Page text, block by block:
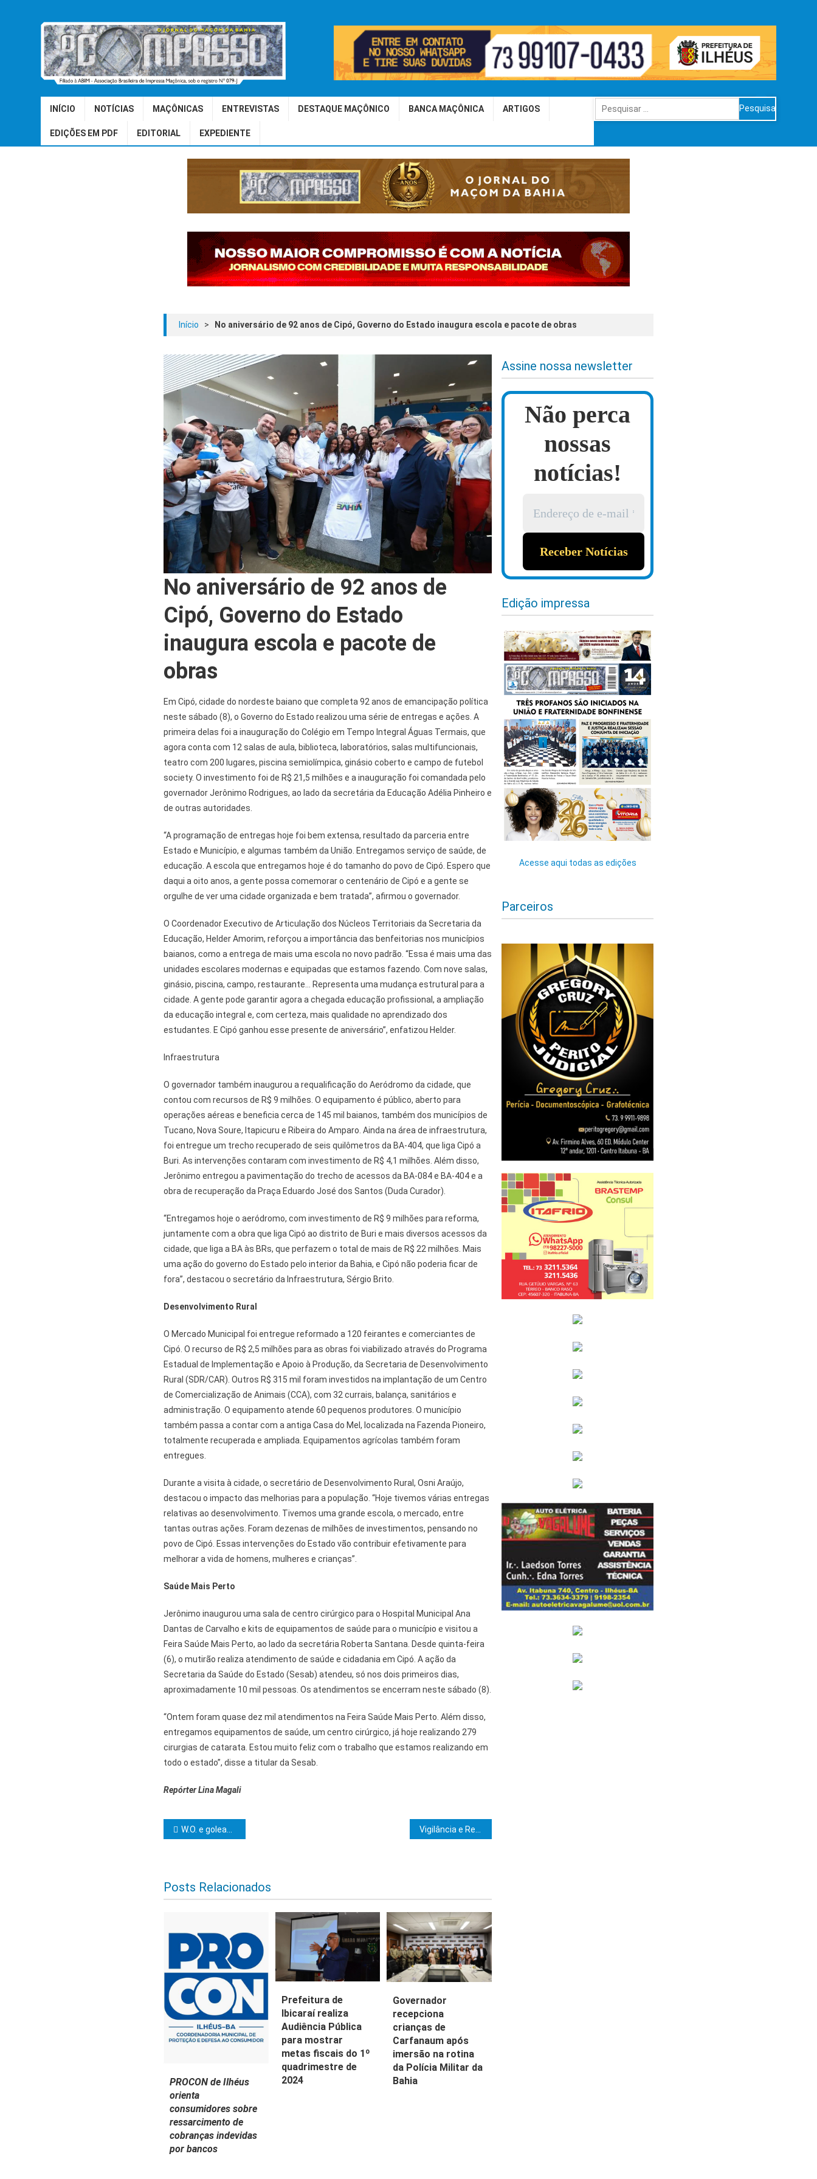
INÍCIO NOTÍCIAS MAÇÔNICAS ENTREVISTAS DESTAQUE MAÇÔNICO BANCA MAÇÔNICA ARTIGOS
EDIÇÕES EM PDF EDITORIAL EXPEDIENTE
Pesquisar
por:
Início > No aniversário de 92 anos de Cipó, Governo do Estado inaugura escola e pacote de obras
No aniversário de 92 anos de
Cipó, Governo do Estado
inaugura escola e pacote de
obras
Em Cipó, cidade do nordeste baiano que completa 92 anos de emancipação política
neste sábado (8), o Governo do Estado realizou uma série de entregas e ações. A
primeira delas foi a inauguração do Colégio em Tempo Integral Águas Termais, que
agora conta com 12 salas de aula, biblioteca, laboratórios, salas multifuncionais,
teatro com 200 lugares, piscina semiolímpica, ginásio coberto e campo de futebol
society. O investimento foi de R$ 21,5 milhões e a inauguração foi comandada pelo
governador Jerônimo Rodrigues, ao lado da secretária da Educação Adélia Pinheiro e
de outras autoridades.
“A programação de entregas hoje foi bem extensa, resultado da parceria entre
Estado e Município, e algumas também da União. Entregamos serviço de saúde, de
educação. A escola que entregamos hoje é do tamanho do povo de Cipó. Espero que
daqui a oito anos, a gente possa comemorar o centenário de Cipó e a gente se
orgulhe de ver uma cidade organizada e bem tratada”, afirmou o governador.
O Coordenador Executivo de Articulação dos Núcleos Territoriais da Secretaria da
Educação, Helder Amorim, reforçou a importância das benfeitorias nos municípios
baianos, como a entrega de mais uma escola no novo padrão. “Essa é mais uma das
unidades escolares modernas e equipadas que estamos fazendo. Com nove salas,
ginásio, piscina, campo, restaurante… Representa uma mudança estrutural para a
cidade. A gente pode garantir agora a chegada educação profissional, a ampliação
da educação integral e, com certeza, mais qualidade no aprendizado dos
estudantes. E Cipó ganhou esse presente de aniversário”, enfatizou Helder.
Infraestrutura
O governador também inaugurou a requalificação do Aeródromo da cidade, que
contou com recursos de R$ 9 milhões. O equipamento é público, aberto para
operações aéreas e beneficia cerca de 145 mil baianos, também dos municípios de
Tucano, Nova Soure, Itapicuru e Ribeira do Amparo. Ainda na área de infraestrutura,
foi entregue um trecho recuperado de seis quilômetros da BA-404, que liga Cipó a
Buri. As intervenções contaram com investimento de R$ 4,1 milhões. Além disso,
Jerônimo entregou a pavimentação do trecho de acessos da BA-084 e BA-404 e a
obra de recuperação da Praça Eduardo José dos Santos (Duda Curador).
“Entregamos hoje o aeródromo, com investimento de R$ 9 milhões para reforma,
juntamente com a obra que liga Cipó ao distrito de Buri e mais diversos acessos da
cidade, que liga a BA às BRs, que perfazem o total de mais de R$ 22 milhões. Mais
uma ação do governo do Estado pelo interior da Bahia, e Cipó não poderia ficar de
fora”, destacou o secretário da Infraestrutura, Sérgio Brito.
Desenvolvimento Rural
O Mercado Municipal foi entregue reformado a 120 feirantes e comerciantes de
Cipó. O recurso de R$ 2,5 milhões para as obras foi viabilizado através do Programa
Estadual de Implementação e Apoio à Produção, da Secretaria de Desenvolvimento
Rural (SDR/CAR). Outros R$ 315 mil foram investidos na implantação de um Centro
de Comercialização de Animais (CCA), com 32 currais, balança, sanitários e
administração. O equipamento atende 60 pequenos produtores. O município
também passa a contar com a antiga Casa do Mel, localizada na Fazenda Pioneiro,
totalmente recuperada e ampliada. Equipamentos agrícolas também foram
entregues.
Durante a visita à cidade, o secretário de Desenvolvimento Rural, Osni Araújo,
destacou o impacto das melhorias para a população. “Hoje tivemos várias entregas
relativas ao desenvolvimento. Tivemos uma grande escola, o mercado, entre
tantas outras ações. Foram dezenas de milhões de investimentos, pensando no
povo de Cipó. Essas intervenções do Estado vão contribuir efetivamente para
melhorar a vida de homens, mulheres e crianças”.
Saúde Mais Perto
Jerônimo inaugurou uma sala de centro cirúrgico para o Hospital Municipal Ana
Dantas de Carvalho e kits de equipamentos de saúde para o município e visitou a
Feira Saúde Mais Perto, ao lado da secretária Roberta Santana. Desde quinta-feira
(6), o mutirão realiza atendimento de saúde e cidadania em Cipó. A ação da
Secretaria da Saúde do Estado (Sesab) atendeu, só nos dois primeiros dias,
aproximadamente 10 mil pessoas. Os atendimentos se encerram neste sábado (8).
“Ontem foram quase dez mil atendimentos na Feira Saúde Mais Perto. Além disso,
entregamos equipamentos de saúde, um centro cirúrgico, já hoje realizando 279
cirurgias de catarata. Estou muito feliz com o trabalho que estamos realizando em
todo o estado”, disse a titular da Sesab.
Repórter Lina Magali
Navegação de Post
W.O. e goleada na primeira rodada marcam domingo do InterClubes
Posts Relacionados
PROCON de Ilhéus
orienta
consumidores sobre
ressarcimento de
cobranças indevidas
por bancos
Prefeitura de
Ibicaraí realiza
Audiência Pública
para mostrar
metas fiscais do 1º
quadrimestre de
2024
Governador
recepciona
crianças de
Carfanaum após
imersão na rotina
da Polícia Militar da
Bahia
Assine nossa newsletter
Não perca
nossas
notícias!
Edição impressa
Acesse aqui todas as edições
Parceiros